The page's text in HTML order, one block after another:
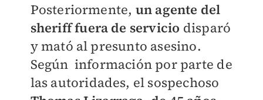
Posteriormente, un agente del
sheriff fuera de servicio disparó
y mató al presunto asesino.
Según información por parte de
las autoridades, el sospechoso